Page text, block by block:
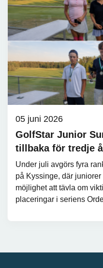
05 juni 2026
GolfStar Junior
tillbaka för tredje
Under juli avgörs fyra
på Kyssinge, där
möjlighet att tävla om
placeringar i seriens